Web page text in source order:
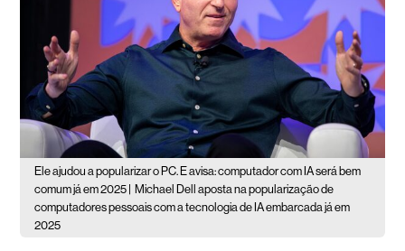
Ele ajudou a popularizar o PC. E avisa: computador com IA será bem
comum já em 2025 |
Michael Dell aposta na popularização de
computadores pessoais com a tecnologia de IA embarcada já em
2025